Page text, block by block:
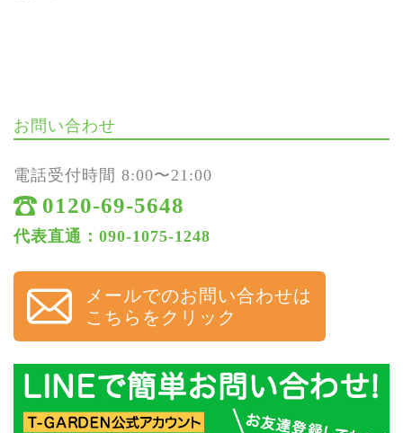
お問い合わせ
電話受付時間 8:00〜21:00
0120-69-5648
代表直通：090-1075-1248
メールでのお問い合わせは
こちらをクリック